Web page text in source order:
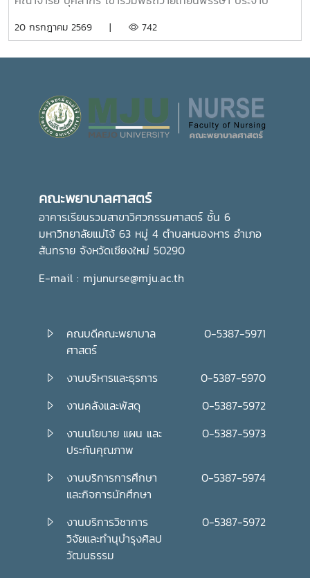
ส่งเสริมการเรียนรู้นอกห้องเรียน สร้างเครือข่ายความร่วมมือ
ระหว่างหน่วยงาน พัฒนาทักษะการคิดวิเคราะห์ การแก้ไขปัญหา
ตลอดจนการปรับตัวในรั้วมหาวิทยาลัย อันเป็นรากฐานสำคัญใน
การก้าวสู่การเป็นวิชาชีพพยาบาลที่มีคุณธรรมและจริยธรรมต่อไป
ดีของนักศึกษาอย่างรอบด้าน
ประธานในพิธี ณ อาคารแผ่พืชน์ มหาวิทยาลัยแม่โจ้ผู้เข้าร่วมพิธี
อีกทั้งยังเป็นการส่งเสริมการอนุรักษ์ศิลปวัฒนธรรมและปลูกฝัง
คุณธรรม จริยธรรม ตลอดจนสร้างความเป็นสิริมงคลแก่ชีวิต
คณะพยาบาลศาสตร์ มุ่งมั่น ส่งเสริมให้บุคลากรมีส่วนร่วมในการ
ต่อไปอย่างไรก็ตาม พิธีถวายเทียนพรรษาในครั้งนี้ จัดโดย กอง
ส่งเสริมศิลปวัฒนธรรม มหาวิทยาลัยแม่โจ้
20 กรกฎาคม 2569 | 742
คณะพยาบาลศาสตร์
อาคารเรียนรวมสาขาวิศวกรรมศาสตร์ ชั้น 6
มหาวิทยาลัยแม่โจ้ 63 หมู่ 4 ตำบลหนองหาร อำเภอ
สันทราย จังหวัดเชียงใหม่ 50290
E-mail : mjunurse@mju.ac.th
คณบดีคณะพยาบาล
ศาสตร์
0-5387-5971
งานบริหารและธุรการ
0-5387-5970
งานคลังและพัสดุ
0-5387-5972
งานนโยบาย แผน และ
ประกันคุณภาพ
0-5387-5973
งานบริการการศึกษา
และกิจการนักศึกษา
0-5387-5974
งานบริการวิชาการ
วิจัยและทำนุบำรุงศิลป
วัฒนธรรม
0-5387-5972